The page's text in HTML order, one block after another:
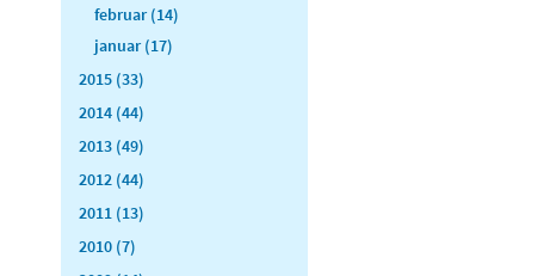
februar (14)
januar (17)
2015 (33)
2014 (44)
2013 (49)
2012 (44)
2011 (13)
2010 (7)